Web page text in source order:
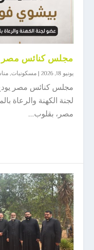
مجلس كنائس مصر
يونيو 18, 2026 |مسكونيات,
مجلس كنائس مصر
لجنة الكهنة والرعاة
مصر، بقلوب...